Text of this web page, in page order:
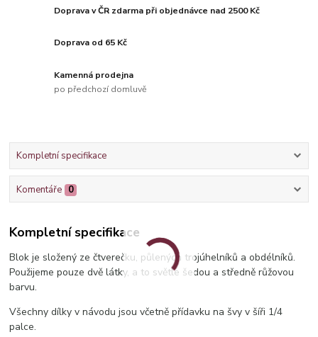
Doprava v ČR zdarma při objednávce nad 2500 Kč
Doprava od 65 Kč
Kamenná prodejna
po předchozí domluvě
Kompletní specifikace
Komentáře 0
Kompletní specifikace
Blok je složený ze čtverečku, půlených trojúhelníků a obdélníků.
Použijeme pouze dvě látky, a to světle šedou a středně růžovou
barvu.
Všechny dílky v návodu jsou včetně přídavku na švy v šíři 1/4
palce.